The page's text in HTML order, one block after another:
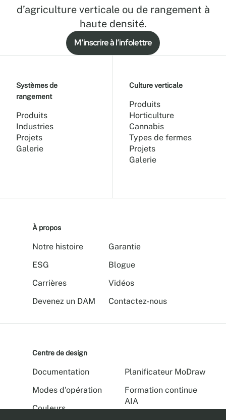
d’agriculture verticale ou de rangement à
haute densité.
M’inscrire à l’infolettre
Systèmes de
rangement
Produits
Industries
Projets
Galerie
Culture verticale
Produits
Horticulture
Cannabis
Types de fermes
Projets
Galerie
À propos
Notre histoire
ESG
Carrières
Devenez un DAM
Garantie
Blogue
Vidéos
Contactez-nous
Centre de design
Documentation
Modes d'opération
Couleurs
Planificateur MoDraw
Formation continue
AIA